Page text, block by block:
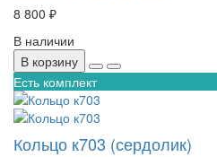
8 800 ₽
В наличии
В корзину
Есть комплект
Кольцо к703 (сердолик)